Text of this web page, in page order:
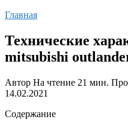
Главная
Технические
mitsubishi
Автор На чтение 21 мин.
14.02.2021
Содержание